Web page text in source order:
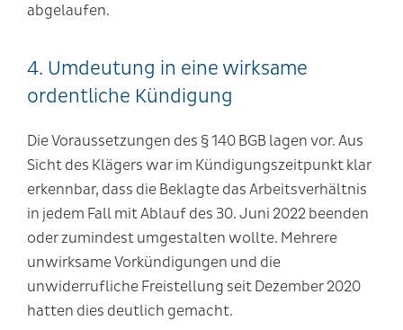
abgelaufen.
4. Umdeutung in eine wirksame
ordentliche Kündigung
Die Voraussetzungen des § 140 BGB lagen vor. Aus
Sicht des Klägers war im Kündigungszeitpunkt klar
erkennbar, dass die Beklagte das Arbeitsverhältnis
in jedem Fall mit Ablauf des 30. Juni 2022 beenden
oder zumindest umgestalten wollte. Mehrere
unwirksame Vorkündigungen und die
unwiderrufliche Freistellung seit Dezember 2020
hatten dies deutlich gemacht.